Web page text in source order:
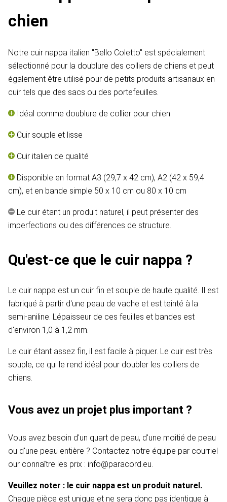
chien
Notre cuir nappa italien "Bello Coletto" est spécialement
sélectionné pour la doublure des colliers de chiens et peut
également être utilisé pour de petits produits artisanaux en
cuir tels que des sacs ou des portefeuilles.
Idéal comme doublure de collier pour chien
Cuir souple et lisse
Cuir italien de qualité
Disponible en format A3 (29,7 x 42 cm), A2 (42 x 59,4
cm), et en bande simple 50 x 10 cm ou 80 x 10 cm
Le cuir étant un produit naturel, il peut présenter des
imperfections ou des différences de structure.
Qu'est-ce que le cuir nappa ?
Le cuir nappa est un cuir fin et souple de haute qualité. Il est
fabriqué à partir d'une peau de vache et est teinté à la
semi-aniline. L'épaisseur de ces feuilles et bandes est
d'environ 1,0 à 1,2 mm.
Le cuir étant assez fin, il est facile à piquer. Le cuir est très
souple, ce qui le rend idéal pour doubler les colliers de
chiens.
Vous avez un projet plus important ?
Vous avez besoin d'un quart de peau, d'une moitié de peau
ou d'une peau entière ? Contactez notre équipe par courriel
our connaître les prix : info@paracord.eu.
Veuillez noter : le cuir nappa est un produit naturel.
Chaque pièce est unique et ne sera donc pas identique à